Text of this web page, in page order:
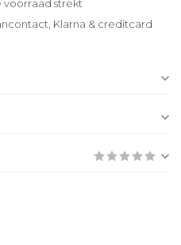
voorraad strekt
Klarna & creditcard